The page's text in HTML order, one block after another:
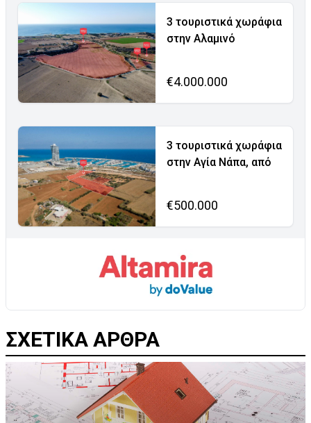
3 τουριστικά χωράφια
στην Αλαμινό
€4.000.000
3 τουριστικά χωράφια
στην Αγία Νάπα, από
€500.000
ΣΧΕΤΙΚΑ ΑΡΘΡΑ